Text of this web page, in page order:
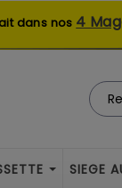
dans nos 4
SIEGE